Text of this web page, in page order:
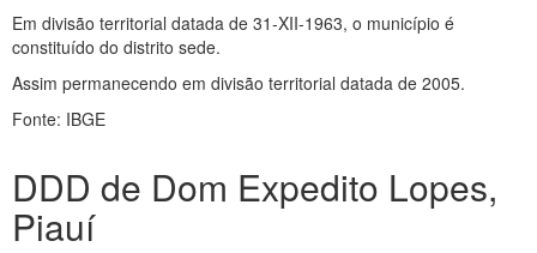
Em divisão territorial datada de 31-XII-1963, o município é
constituído do distrito sede.
Assim permanecendo em divisão territorial datada de 2005.
Fonte: IBGE
DDD de Dom Expedito Lopes,
Piauí